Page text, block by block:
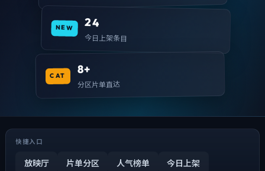
NEW 24
今日上架条目
CAT 8+
分区片单直达
快捷入口
放映厅 片单分区 人气榜单 今日上架